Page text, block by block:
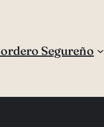
Segureño